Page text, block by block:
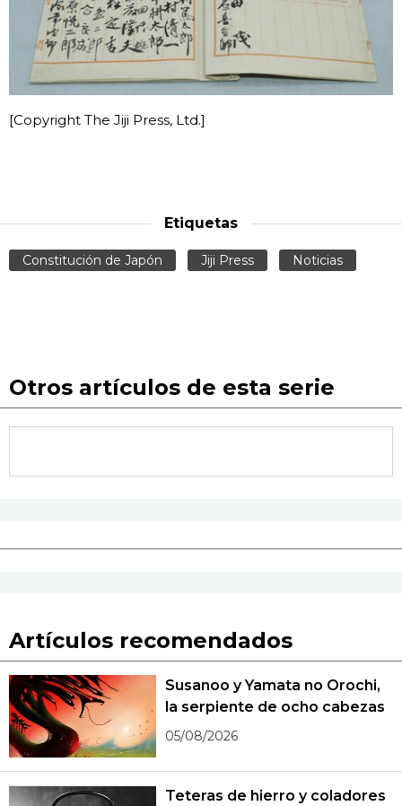
[Copyright The Jiji Press, Ltd.]
Etiquetas
Constitución de Japón Jiji Press Noticias
Otros artículos de esta serie
Artículos recomendados
Susanoo y Yamata no Orochi,
la serpiente de ocho cabezas
05/08/2026
Teteras de hierro y coladores